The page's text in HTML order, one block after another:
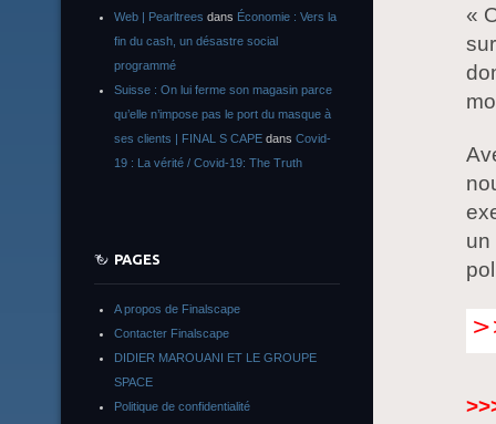
«
un
Web | Pearltrees dans Économie : Vers la
fin du cash, un désastre social
programmé
Suisse : On lui ferme son magasin parce
qu’elle n’impose pas le port du masque à
ses clients | FINAL S CAPE dans Covid-
19 : La vérité / Covid-19: The Truth
PAGES
A propos de Finalscape
Contacter Finalscape
DIDIER MAROUANI ET LE GROUPE
SPACE
Politique de confidentialité